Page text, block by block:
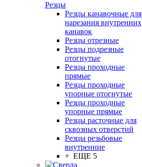
Резцы
Резцы канавочные для
нарезания внутренних
канавок
Резцы отрезные
Резцы подрезные
отогнутые
Резцы проходные
прямые
Резцы проходные
упорные отогнутые
Резцы проходные
упорные прямые
Резцы расточные для
сквозных отверстий
Резцы резьбовые
внутренние
+ ЕЩЕ 5